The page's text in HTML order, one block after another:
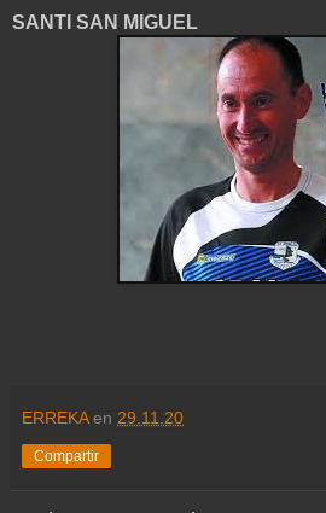
SANTI SAN MIGUEL
ERREKA en 29.11.20
Compartir